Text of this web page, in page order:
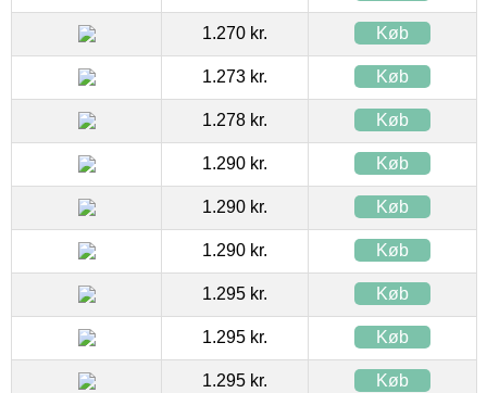
1.270 kr. Køb
1.273 kr. Køb
1.278 kr. Køb
1.290 kr. Køb
1.290 kr. Køb
1.290 kr. Køb
1.295 kr. Køb
1.295 kr. Køb
1.295 kr. Køb